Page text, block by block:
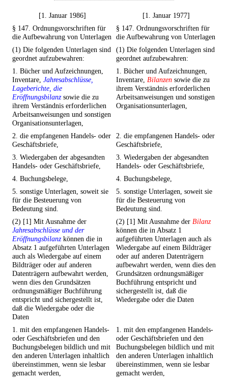
[1. Januar 1986]
[1. Januar 1977]
§ 147. Ordnungsvorschriften für
die Aufbewahrung von Unterlagen
§ 147. Ordnungsvorschriften für
die Aufbewahrung von Unterlagen
(1) Die folgenden Unterlagen sind
geordnet aufzubewahren:
(1) Die folgenden Unterlagen sind
geordnet aufzubewahren:
1. Bücher und Aufzeichnungen,
Inventare, Jahresabschlüsse,
Lageberichte, die
Eröffnungsbilanzsowie die zu
ihrem Verständnis erforderlichen
Arbeitsanweisungen und sonstigen
Organisationsunterlagen,
1. Bücher und Aufzeichnungen,
Inventare, Bilanzen sowie die zu
ihrem Verständnis erforderlichen
Arbeitsanweisungen und sonstigen
Organisationsunterlagen,
2. die empfangenen Handels- oder
Geschäftsbriefe,
2. die empfangenen Handels- oder
Geschäftsbriefe,
3. Wiedergaben der abgesandten
Handels- oder Geschäftsbriefe,
3. Wiedergaben der abgesandten
Handels- oder Geschäftsbriefe,
4. Buchungsbelege,
4. Buchungsbelege,
5. sonstige Unterlagen, soweit sie
für die Besteuerung von
Bedeutung sind.
5. sonstige Unterlagen, soweit sie
für die Besteuerung von
Bedeutung sind.
(2) [1] Mit Ausnahme der
Jahresabschlüsse und der
Eröffnungsbilanzkönnen die in
Absatz 1 aufgeführten Unterlagen
auch als Wiedergabe auf einem
Bildträger oder auf anderen
Datenträgern aufbewahrt werden,
wenn dies den Grundsätzen
ordnungsmäßiger Buchführung
entspricht und sichergestellt ist,
daß die Wiedergabe oder die
Daten
(2) [1] Mit Ausnahme der Bilanz
können die in Absatz 1
aufgeführten Unterlagen auch als
Wiedergabe auf einem Bildträger
oder auf anderen Datenträgern
aufbewahrt werden, wenn dies den
Grundsätzen ordnungsmäßiger
Buchführung entspricht und
sichergestellt ist, daß die
Wiedergabe oder die Daten
1. mit den empfangenen Handels-
oder Geschäftsbriefen und den
Buchungsbelegen bildlich und mit
den anderen Unterlagen inhaltlich
übereinstimmen, wenn sie lesbar
gemacht werden,
1. mit den empfangenen Handels-
oder Geschäftsbriefen und den
Buchungsbelegen bildlich und mit
den anderen Unterlagen inhaltlich
übereinstimmen, wenn sie lesbar
gemacht werden,